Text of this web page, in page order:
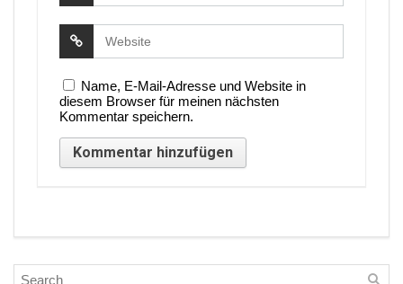
Name, E-Mail-Adresse und Website in
diesem Browser für meinen nächsten
Kommentar speichern.